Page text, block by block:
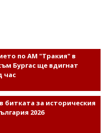
по АМ "Тракия" в
Бургас ще вдигнат
час
битката за историческия
2026